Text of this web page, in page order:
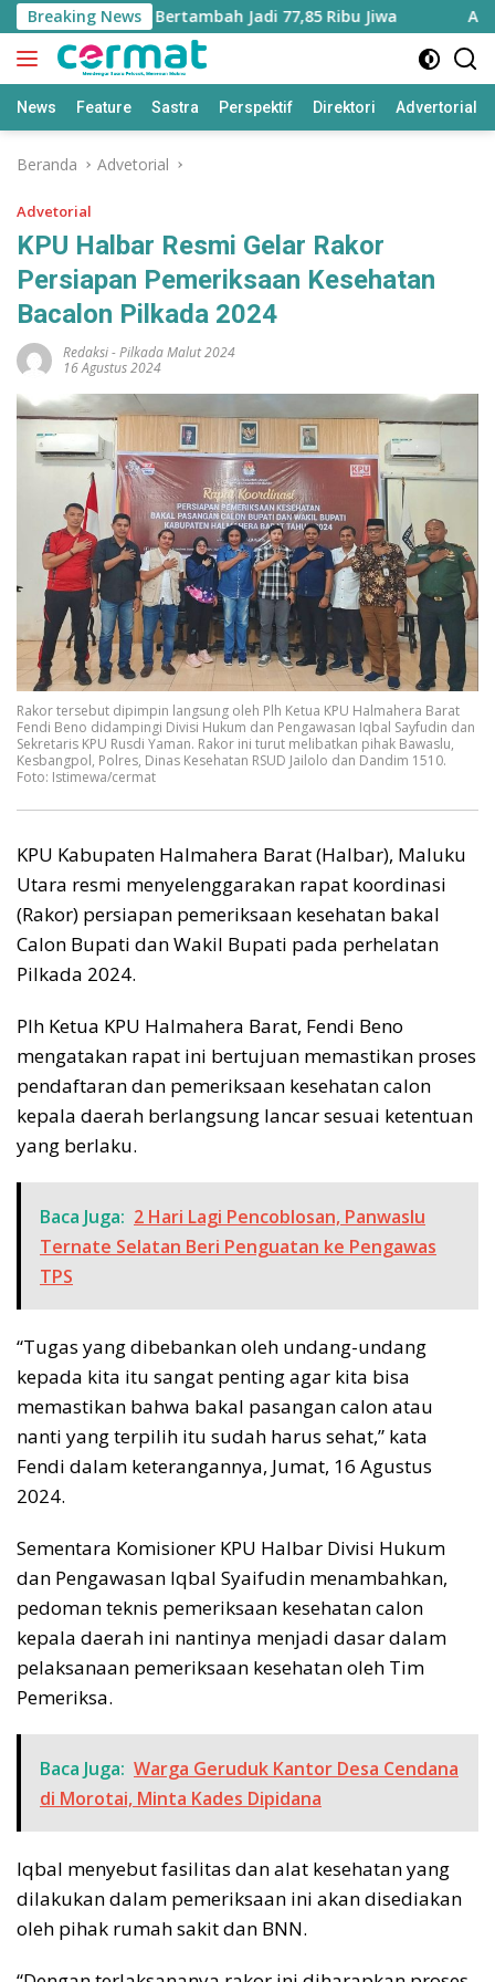
Langsung
ke
konten
Breaking News
Utara Bertambah Jadi 77,85 Ribu Jiwa
News Feature Sastra Perspektif Direktori Advertorial
Beranda Advetorial
Advetorial
KPU Halbar Resmi Gelar Rakor
Persiapan Pemeriksaan Kesehatan
Bacalon Pilkada 2024
Redaksi-Pilkada Malut 2024
16 Agustus 2024
Rakor tersebut dipimpin langsung oleh Plh Ketua KPU Halmahera Barat
Fendi Beno didampingi Divisi Hukum dan Pengawasan Iqbal Sayfudin dan
Sekretaris KPU Rusdi Yaman. Rakor ini turut melibatkan pihak Bawaslu,
Kesbangpol, Polres, Dinas Kesehatan RSUD Jailolo dan Dandim 1510.
Foto: Istimewa/cermat
KPU Kabupaten Halmahera Barat (Halbar), Maluku
Utara resmi menyelenggarakan rapat koordinasi
(Rakor) persiapan pemeriksaan kesehatan bakal
Calon Bupati dan Wakil Bupati pada perhelatan
Pilkada 2024.
Plh Ketua KPU Halmahera Barat, Fendi Beno
mengatakan rapat ini bertujuan memastikan proses
pendaftaran dan pemeriksaan kesehatan calon
kepala daerah berlangsung lancar sesuai ketentuan
yang berlaku.
Baca Juga: 2 Hari Lagi Pencoblosan, Panwaslu
Ternate Selatan Beri Penguatan ke Pengawas
TPS
“Tugas yang dibebankan oleh undang-undang
kepada kita itu sangat penting agar kita bisa
memastikan bahwa bakal pasangan calon atau
nanti yang terpilih itu sudah harus sehat,” kata
Fendi dalam keterangannya, Jumat, 16 Agustus
2024.
Sementara Komisioner KPU Halbar Divisi Hukum
dan Pengawasan Iqbal Syaifudin menambahkan,
pedoman teknis pemeriksaan kesehatan calon
kepala daerah ini nantinya menjadi dasar dalam
pelaksanaan pemeriksaan kesehatan oleh Tim
Pemeriksa.
Baca Juga: Warga Geruduk Kantor Desa Cendana
di Morotai, Minta Kades Dipidana
Iqbal menyebut fasilitas dan alat kesehatan yang
dilakukan dalam pemeriksaan ini akan disediakan
oleh pihak rumah sakit dan BNN.